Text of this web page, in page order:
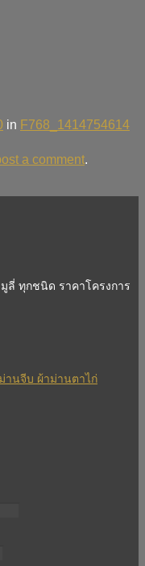
in F768_1414754614
a comment.
ลี่ ทุกชนิด ราคาโครงการ
านจีบ ผ้าม่านตาไก่